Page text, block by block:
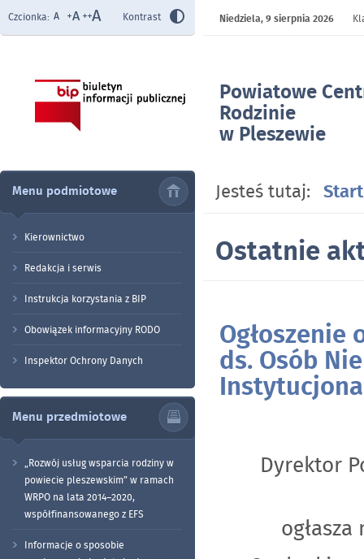
Powiatowe
Rodzinie
w Pleszewie
Czcionka: Kontrast Niedziela,9 sierpnia 2026
Menu podmiotowe
Kierownictwo
Redakcja i serwis
Instrukcja korzystania z BIP
Obowiązek informacyjny RODO
Inspektor Ochrony Danych
Menu przedmiotowe
„Rozwój usług wsparcia rodziny w
powiecie pleszewskim” w ramach
WRPO na lata 2014–2020,
współfinansowanego z EFS
Informacje o sposobie
Jesteś tutaj: Start
Ostatnie
Artykuły
Ogłoszenie
ds. Osób
Dyrektor